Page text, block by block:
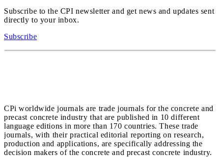
Subscribe to the CPI newsletter and get news and updates sent
directly to your inbox.
Subscribe
CPi worldwide journals are trade journals for the concrete and
precast concrete industry that are published in 10 different
language editions in more than 170 countries. These trade
journals, with their practical editorial reporting on research,
production and applications, are specifically addressing the
decision makers of the concrete and precast concrete industry.